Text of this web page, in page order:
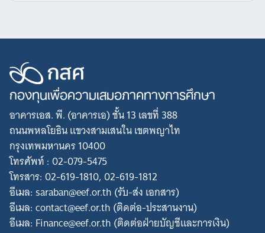
กองทุนเพื่อความเสมอภาคทางการศึกษา
อาคารเอส. พี. (อาคารเอ) ชั้น 13 เลขที่ 388
ถนนพหลโยธิน แขวงสามเสนใน เขตพญาไท
กรุงเทพมหานคร 10400
โทรศัพท์ : 02-079-5475
โทรสาร: 02-619-1810, 02-619-1812
อีเมล: saraban@eef.or.th (รับ-ส่ง เอกสาร)
อีเมล: contact@eef.or.th (ติดต่อ-ประสานงาน)
อีเมล: Finance@eef.or.th (ติดต่อฝ่ายบัญชีและการเงิน)